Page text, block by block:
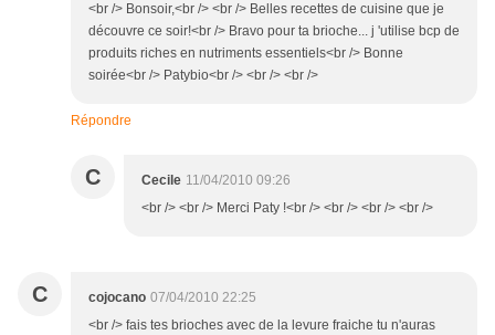
<br /> Bonsoir,<br /> <br /> Belles recettes de cuisine que je
découvre ce soir!<br /> Bravo pour ta brioche... j 'utilise bcp de
produits riches en nutriments essentiels<br /> Bonne
soirée<br /> Patybio<br /> <br /> <br />
Répondre
C Cecile 11/04/2010 09:26
<br /> <br /> Merci Paty !<br /> <br /> <br /> <br />
C cojocano 07/04/2010 22:25
<br /> fais tes brioches avec de la levure fraiche tu n'auras